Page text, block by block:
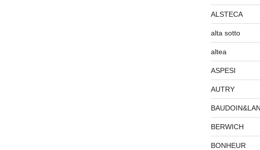
ALSTECA
alta sotto
altea
ASPESI
AUTRY
BERWICH
BONHEUR